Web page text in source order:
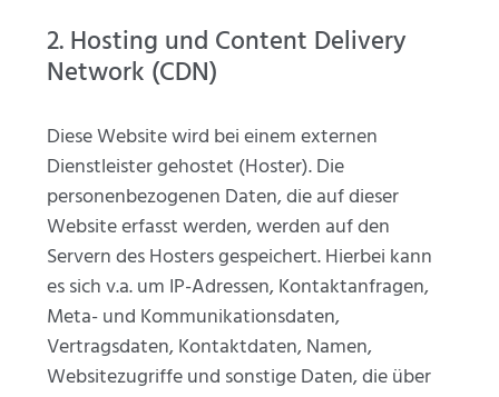
2. Hosting und Content Delivery
Network (CDN)
Diese Website wird bei einem externen
Dienstleister gehostet (Hoster). Die
personenbezogenen Daten, die auf dieser
Website erfasst werden, werden auf den
Servern des Hosters gespeichert. Hierbei kann
es sich v.a. um IP-Adressen, Kontaktanfragen,
Meta- und Kommunikationsdaten,
Vertragsdaten, Kontaktdaten, Namen,
Websitezugriffe und sonstige Daten, die über